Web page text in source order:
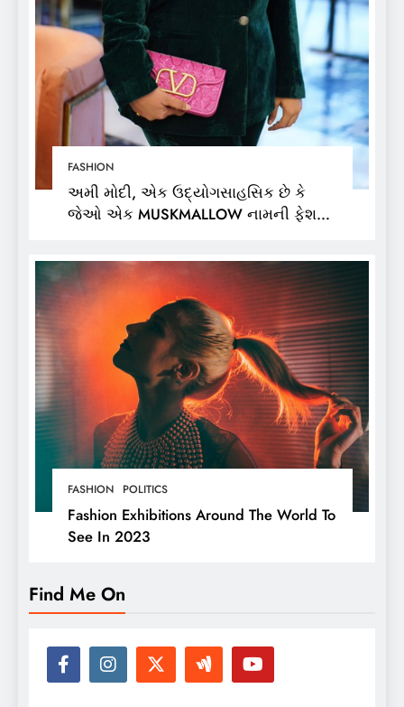
FASHION
અમી મોદી, એક ઉદ્યોગસાહસિક છે કે
જેઓ એક MUSKMALLOW નામની ફેશન
FASHION POLITICS
Fashion Exhibitions Around The World To
See In 2023
Find Me On